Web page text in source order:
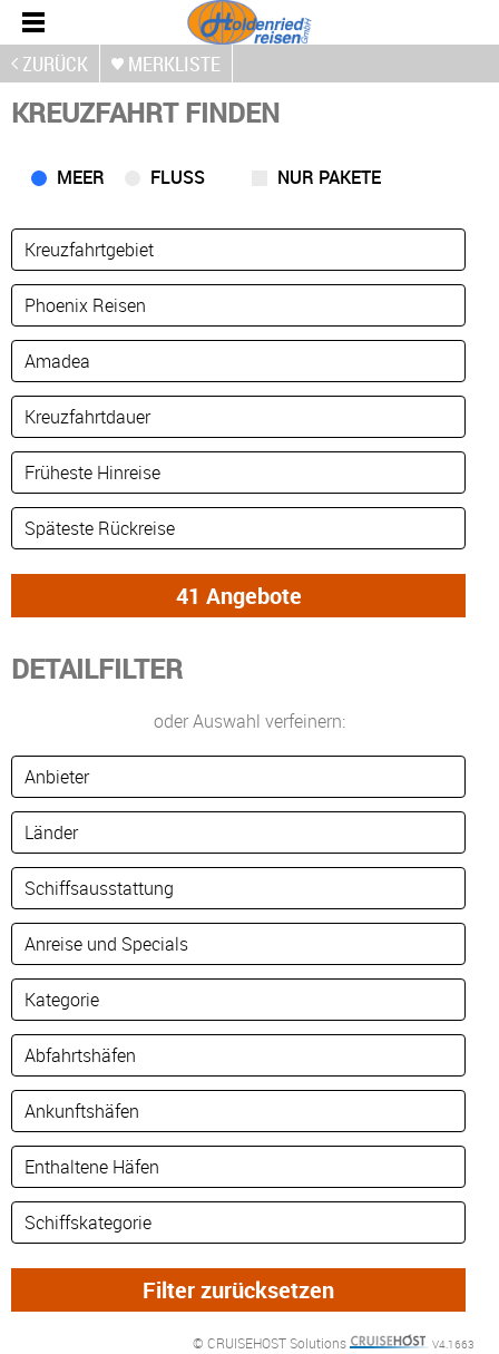
ZURÜCK MERKLISTE
KREUZFAHRT FINDEN
MEER FLUSS NUR PAKETE
DETAILFILTER
oder Auswahl verfeinern:
© CRUISEHOST Solutions V4.1663